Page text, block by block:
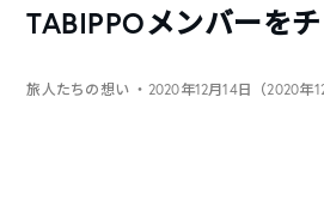
TABIPPOメンバーをチ
旅人たちの想い ・2020年12月14日（2020年